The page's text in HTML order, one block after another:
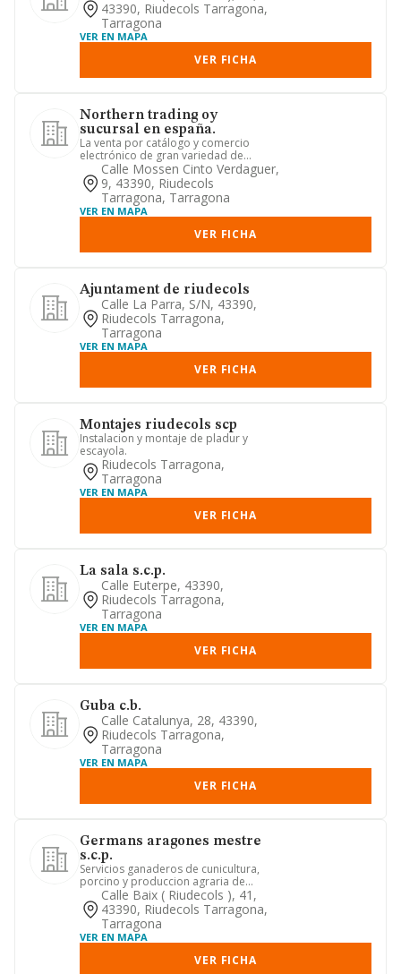
43390, Riudecols Tarragona,
Tarragona
VER EN MAPA
VER FICHA
Northern trading oy
sucursal en españa.
La venta por catálogo y comercio
electrónico de gran variedad de
artículos. actividad de representa...
Calle Mossen Cinto Verdaguer,
9, 43390, Riudecols
Tarragona, Tarragona
VER EN MAPA
VER FICHA
Ajuntament de riudecols
Calle La Parra, S/n, 43390,
Riudecols Tarragona,
Tarragona
VER EN MAPA
VER FICHA
Montajes riudecols scp
Instalacion y montaje de pladur y
escayola.
Riudecols Tarragona,
Tarragona
VER EN MAPA
VER FICHA
La sala s.c.p.
Calle Euterpe, 43390,
Riudecols Tarragona,
Tarragona
VER EN MAPA
VER FICHA
Guba c.b.
Calle Catalunya, 28, 43390,
Riudecols Tarragona,
Tarragona
VER EN MAPA
VER FICHA
Germans aragones mestre
s.c.p.
Servicios ganaderos de cunicultura,
porcino y produccion agraria de
olivos.Calle Baix ( Riudecols ), 41,
43390, Riudecols Tarragona,
Tarragona
VER EN MAPA
VER FICHA